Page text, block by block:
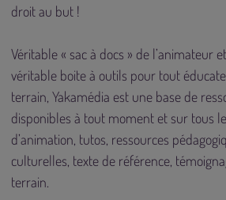
droit au but !
Véritable « sac à docs » de l’animateur
véritable boite à outils pour tout
terrain, Yakamédia est une base de
disponibles à tout moment et sur tous
d’animation, tutos, ressources
culturelles, texte de référence,
terrain.